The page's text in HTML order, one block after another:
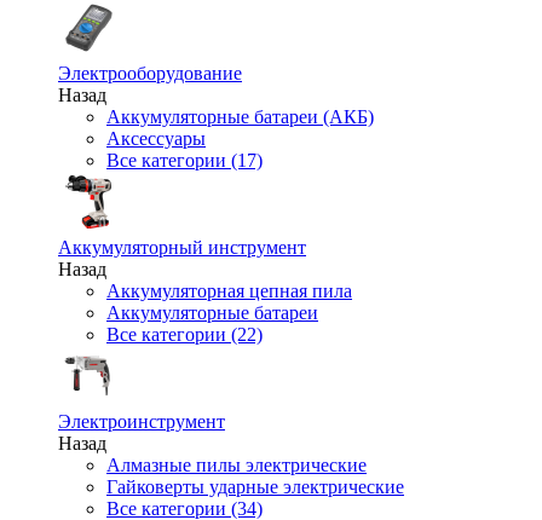
Электрооборудование
Назад
Аккумуляторные батареи (АКБ)
Аксессуары
Все категории (17)
Аккумуляторный инструмент
Назад
Аккумуляторная цепная пила
Аккумуляторные батареи
Все категории (22)
Электроинструмент
Назад
Алмазные пилы электрические
Гайковерты ударные электрические
Все категории (34)